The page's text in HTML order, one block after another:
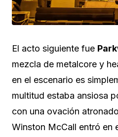
El acto siguiente fue
mezcla de metalcore y
en el escenario es
multitud estaba ansiosa
con una ovación
Winston McCall entró en